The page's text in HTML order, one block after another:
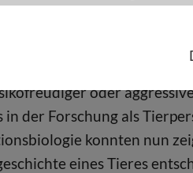
oder
in der Forschung als
konnten nun
eines Tieres